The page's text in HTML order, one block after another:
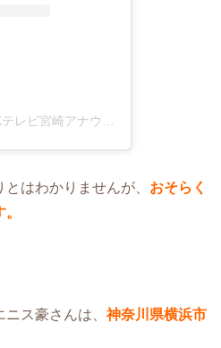
オカファー エニス 豪(UMKテレビ宮崎アナウンサー)(@umk.enisokafor)がシェアした投稿
はわかりませんが、 おそらく
ニス豪さんは、神奈川県横浜市